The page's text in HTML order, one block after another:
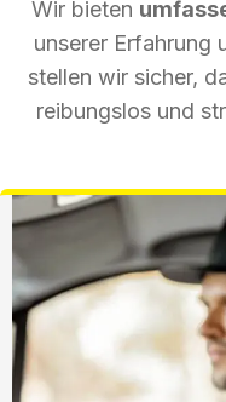
Wir bieten
unserer Erfahrung
stellen wir sicher,
reibungslos und